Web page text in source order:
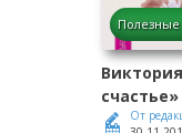
Полезные
счастье»
От